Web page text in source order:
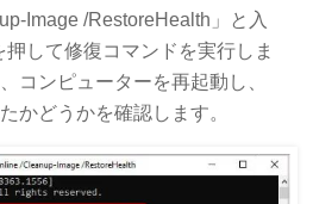
Image /RestoreHealth」と入
して修復コマンドを実行しま
コンピューターを再起動し、
かどうかを確認します。